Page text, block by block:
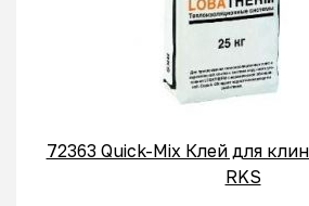
72363 Quick-Mix Клей для
RKS